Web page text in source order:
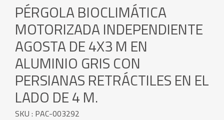
PÉRGOLA BIOCLIMÁTICA
MOTORIZADA INDEPENDIENTE
AGOSTA DE 4X3 M EN
ALUMINIO GRIS CON
PERSIANAS RETRÁCTILES EN EL
LADO DE 4 M.
SKU : PAC-003292